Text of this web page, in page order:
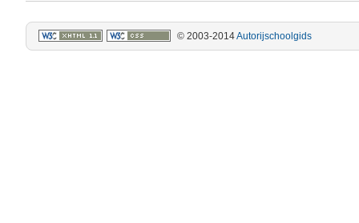
© 2003-2014Autorijschoolgids